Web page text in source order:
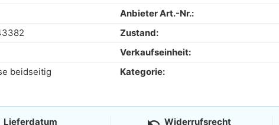
Anbieter Art.-Nr.:
Zustand:
Verkaufseinheit:
beidseitig Kategorie:
Lieferdatum
Widerrufsrecht